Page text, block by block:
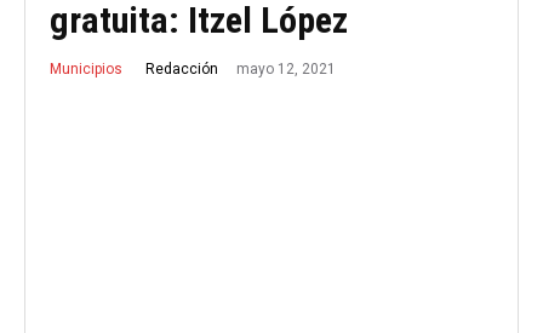
gratuita: Itzel López
Municipios Redacción mayo 12, 2021